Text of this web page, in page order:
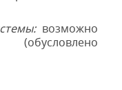
возможно